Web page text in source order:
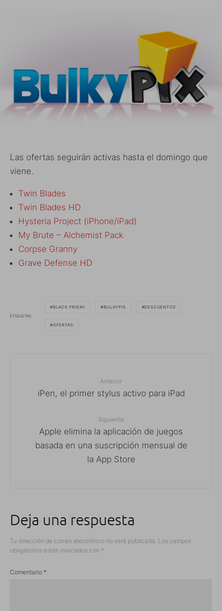
Las ofertas seguirán activas hasta el domingo que
viene.
Twin Blades
Twin Blades HD
Hysteria Project (iPhone/iPad)
My Brute – Alchemist Pack
Corpse Granny
Grave Defense HD
ETIQUETAS
BLACK FRIDAY BULKYPIX DESCUENTOS
OFERTAS
Anterior
iPen, el primer stylus activo para iPad
Siguiente
Apple elimina la aplicación de juegos
basada en una suscripción mensual de
la App Store
Deja una respuesta
Tu dirección de correo electrónico no será publicada. Los campos
obligatorios están marcados con *
Comentario *